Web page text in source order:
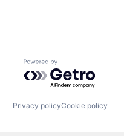
Powered by Getro.com
Privacy policyCookie policy